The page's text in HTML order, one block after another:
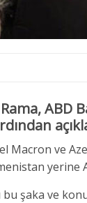
ABD
Macron ve
yerine
şaka ve